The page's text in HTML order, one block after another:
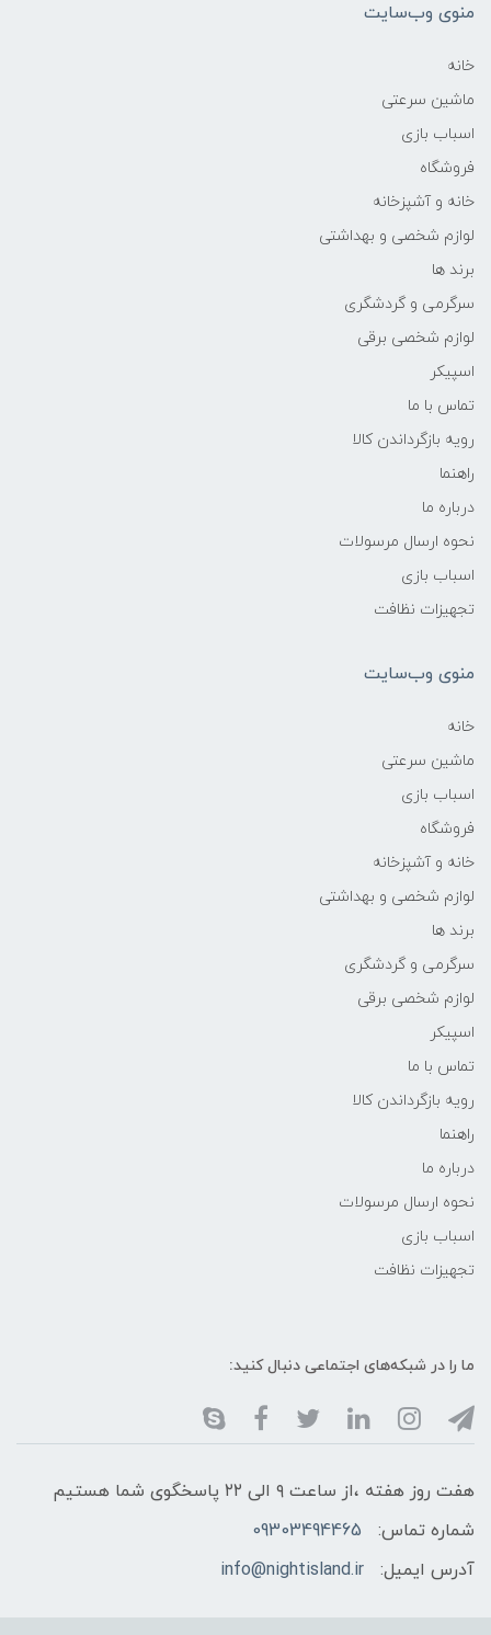
منوی وب‌سایت
خانه
ماشین سرعتی
اسباب بازی
فروشگاه
خانه و آشپزخانه
لوازم شخصی و بهداشتی
برند ها
سرگرمی و گردشگری
لوازم شخصی برقی
اسپیکر
تماس با ما
رویه بازگرداندن کالا
راهنما
درباره ما
نحوه ارسال مرسولات
اسباب بازی
تجهیزات نظافت
منوی وب‌سایت
خانه
ماشین سرعتی
اسباب بازی
فروشگاه
خانه و آشپزخانه
لوازم شخصی و بهداشتی
برند ها
سرگرمی و گردشگری
لوازم شخصی برقی
اسپیکر
تماس با ما
رویه بازگرداندن کالا
راهنما
درباره ما
نحوه ارسال مرسولات
اسباب بازی
تجهیزات نظافت
ما را در شبکه‌های اجتماعی دنبال کنید:
هفت روز هفته ،از ساعت ۹ الی ۲۲ پاسخگوی شما هستیم
شماره تماس:
09303494465
آدرس ایمیل:
info@nightisland.ir